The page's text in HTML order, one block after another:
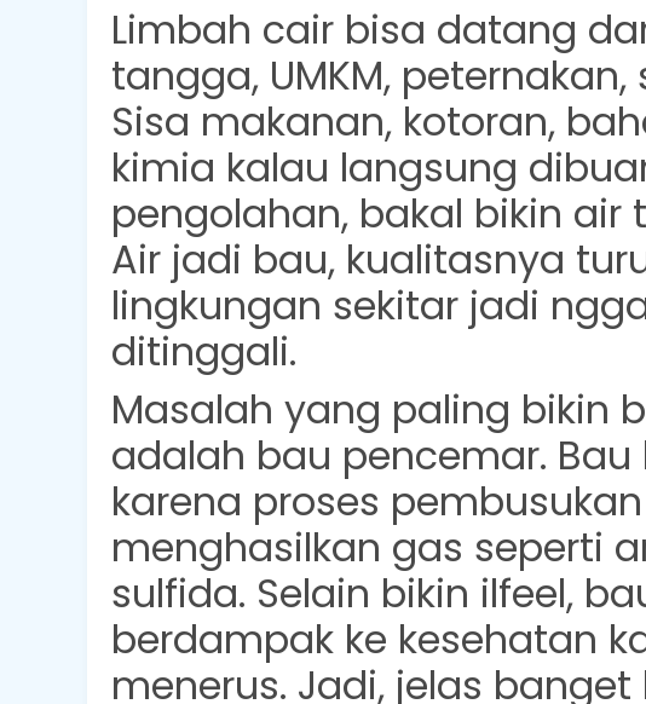
Limbah cair bisa datang
tangga, UMKM,
Sisa makanan, kotoran,
kimia kalau langsung
pengolahan, bakal bikin air
Air jadi bau, kualitasnya
lingkungan sekitar jadi
ditinggali.
Masalah yang paling bikin
adalah bau pencemar.
karena proses
menghasilkan gas seperti
sulfida. Selain bikin ilfeel,
berdampak ke kesehatan
menerus. Jadi, jelas